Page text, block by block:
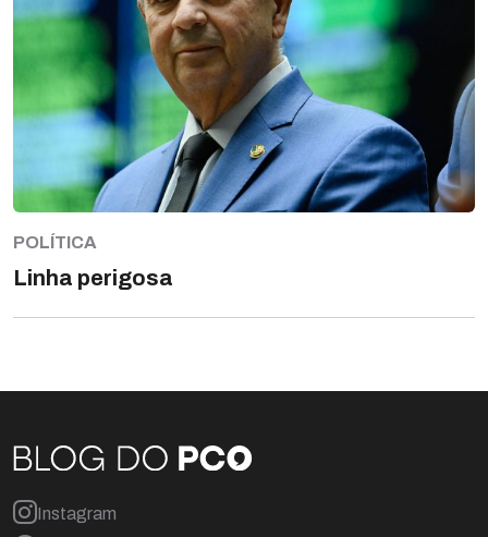
POLÍTICA
Linha perigosa
Instagram